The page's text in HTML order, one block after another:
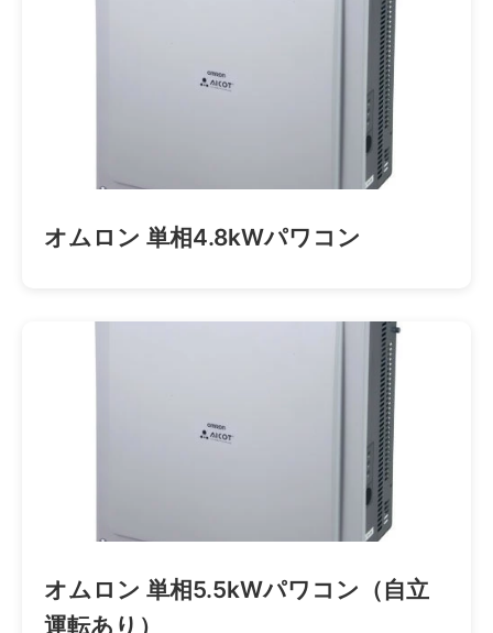
オムロン 単相4.8kWパワコン
オムロン 単相5.5kWパワコン（自立
運転あり）